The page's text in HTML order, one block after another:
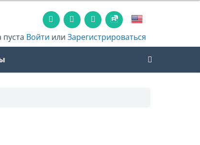
Войти илиЗарегистрироваться